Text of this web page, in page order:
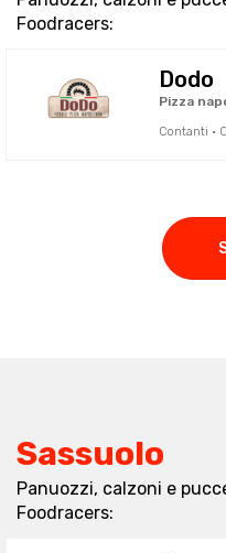
Foodracers:
Dodo
Pizza
Contanti ·
Sassuolo
Panuozzi, calzoni e
Foodracers: